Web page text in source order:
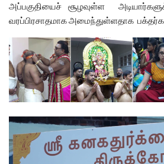
அப்பகுதியைச் சூழவுள்ள
வரப்பிரசாதமாக அமைந்துள்ளதாக